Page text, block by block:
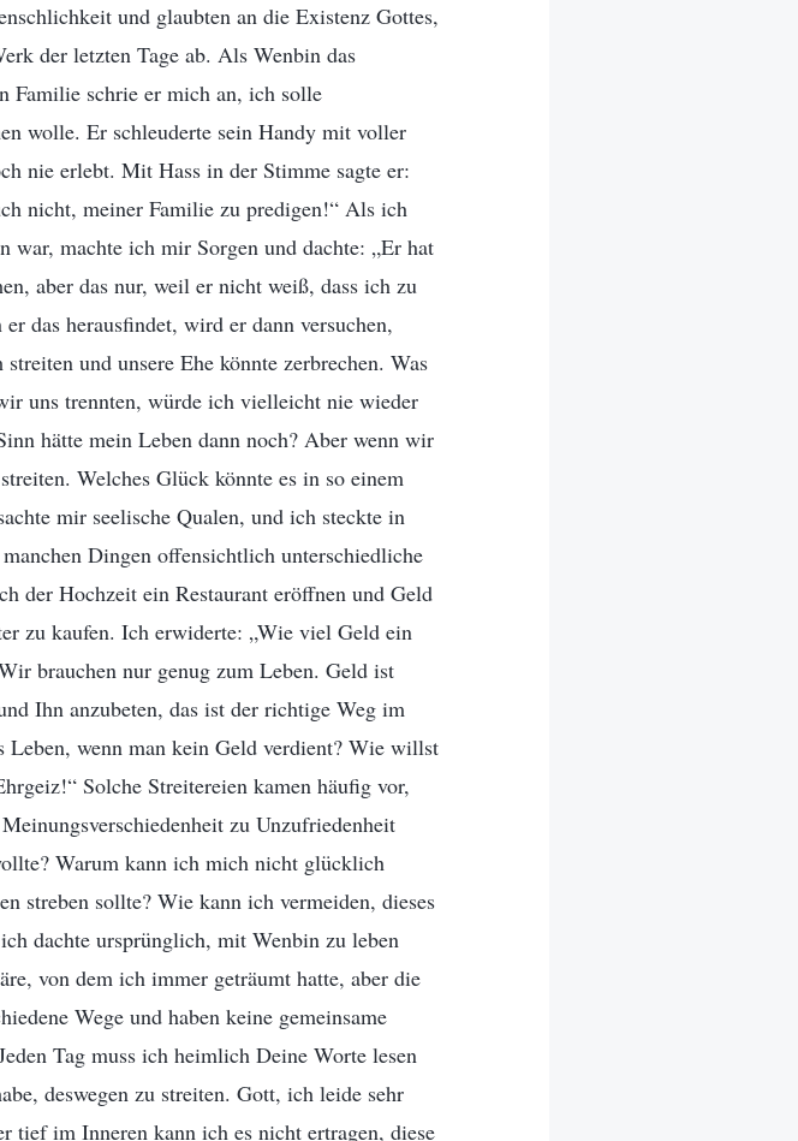
und glaubten an die Existenz Gottes,
der letzten Tage ab. Als Wenbin das
Familie schrie er mich an, ich solle
wolle. Er schleuderte sein Handy mit voller
nie erlebt. Mit Hass in der Stimme sagte er:
nicht, meiner Familie zu predigen!“ Als ich
war, machte ich mir Sorgen und dachte: „Er hat
aber das nur, weil er nicht weiß, dass ich zu
das herausfindet, wird er dann versuchen,
und unsere Ehe könnte zerbrechen. Was
uns trennten, würde ich vielleicht nie wieder
hätte mein Leben dann noch? Aber wenn wir
Welches Glück könnte es in so einem
mir seelische Qualen, und ich steckte in
Dingen offensichtlich unterschiedliche
der Hochzeit ein Restaurant eröffnen und Geld
zu kaufen. Ich erwiderte: „Wie viel Geld ein
brauchen nur genug zum Leben. Geld ist
Ihn anzubeten, das ist der richtige Weg im
Leben, wenn man kein Geld verdient? Wie willst
Solche Streitereien kamen häufig vor,
zu Unzufriedenheit
Warum kann ich mich nicht glücklich
streben sollte? Wie kann ich vermeiden, dieses
dachte ursprünglich, mit Wenbin zu leben
von dem ich immer geträumt hatte, aber die
Wege und haben keine gemeinsame
Tag muss ich heimlich Deine Worte lesen
deswegen zu streiten. Gott, ich leide sehr
tief im Inneren kann ich es nicht ertragen, diese